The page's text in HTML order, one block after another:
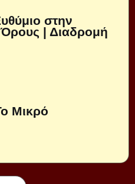
στην
| Διαδρομή
Μικρό